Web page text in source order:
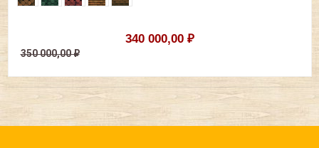
340 000,00 ₽
350 000,00 ₽